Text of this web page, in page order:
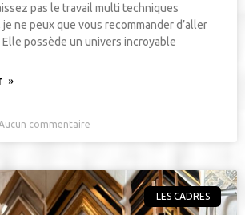
pas le travail multi techniques
ne peux que vous recommander d’aller
possède un univers incroyable
»
Aucun commentaire
LES CADRES